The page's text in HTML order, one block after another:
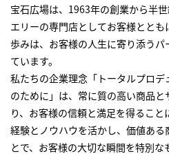
宝石広場は、1963年の創業から半
エリーの専門店としてお客様とと
歩みは、お客様の人生に寄り添う
ています。
私たちの企業理念「トータルプロ
のために」は、常に質の高い商品
り、お客様の信頼と満足を得るこ
経験とノウハウを活かし、価値あ
とで、お客様の大切な瞬間を特別な